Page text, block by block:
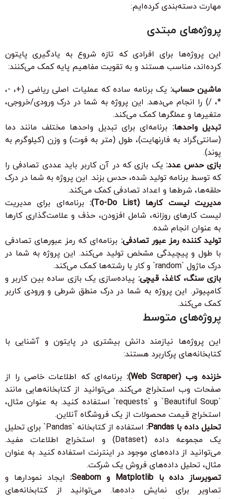
مهارت دسته‌بندی کرده‌ایم:
پروژه‌های مبتدی
این پروژه‌ها برای افرادی که تازه شروع به یادگیری پایتون
کرده‌اند، مناسب هستند و به تقویت مفاهیم پایه کمک می‌کنند:
ماشین حساب: یک برنامه ساده که عملیات اصلی ریاضی (+، -،
*، /) را انجام می‌دهد. این پروژه به شما در درک ورودی/خروجی،
متغیرها و عملگرها کمک می‌کند.
تبدیل واحدها: برنامه‌ای برای تبدیل واحدها مختلف مانند دما
(سانتی‌گراد به فارنهایت)، طول (متر به فوت) و وزن (کیلوگرم به
پوند).
بازی حدس عدد:یک بازی که در آن کاربر باید عددی تصادفی را
که توسط برنامه تولید شده، حدس بزند. این پروژه به شما در درک
حلقه‌ها، شرط‌ها و اعداد تصادفی کمک می‌کند.
مدیریت لیست کارها (To-Do List):
برنامه‌ای برای مدیریت
لیست کارهای روزانه، شامل افزودن، حذف و علامت‌گذاری کارها
به عنوان انجام شده.
تولید کننده رمز عبور تصادفی: برنامه‌ای که رمز عبورهای تصادفی
با طول و پیچیدگی مشخص تولید می‌کند. این پروژه به شما در
درک ماژول `random` و کار با رشته‌ها کمک می‌کند.
بازی سنگ، کاغذ، قیچی: پیاده‌سازی یک بازی ساده بین کاربر و
کامپیوتر. این پروژه به شما در درک منطق شرطی و ورودی کاربر
کمک می‌کند.
پروژه‌های متوسط
این پروژه‌ها نیازمند دانش بیشتری در پایتون و آشنایی با
کتابخانه‌های پرکاربرد هستند:
خزنده وب (Web Scraper):
برنامه‌ای که اطلاعات خاصی را از
صفحات وب استخراج می‌کند. می‌توانید از کتابخانه‌هایی مانند
`Beautiful Soup` و `requests` استفاده کنید. به عنوان مثال،
استخراج قیمت محصولات از یک فروشگاه آنلاین.
تحلیل داده با Pandas:
استفاده از کتابخانه `Pandas` برای تحلیل
یک مجموعه داده (Dataset) و استخراج اطلاعات مفید.
می‌توانید از داده‌های موجود در اینترنت استفاده کنید. به عنوان
مثال، تحلیل داده‌های فروش یک شرکت.
تصویرساز داده با Matplotlib و Seaborn:
ایجاد نمودارها و
تصاویر برای نمایش داده‌ها. می‌توانید از کتابخانه‌های